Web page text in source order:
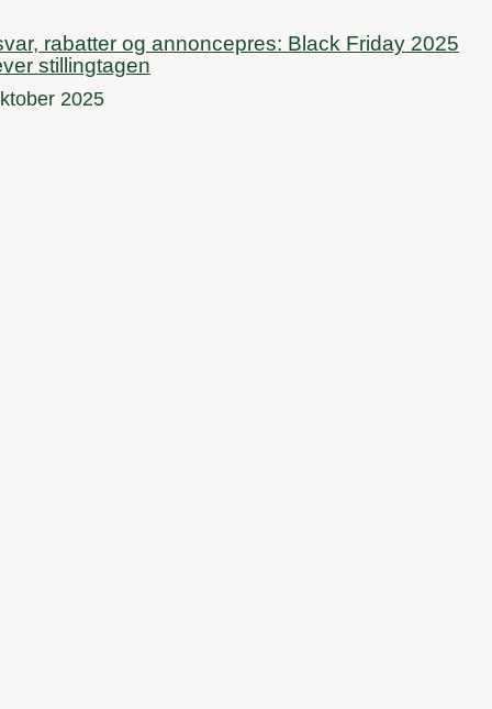
rabatter og annoncepres: Black Friday 2025
stillingtagen
2025